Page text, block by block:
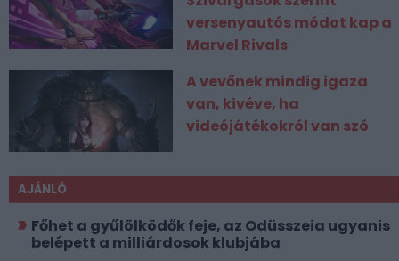
versenyautós módot kap a
Marvel Rivals
A vevőnek mindig igaza
van, kivéve, ha
videójátékokról van szó
AJÁNLÓ
Főhet a gyűlölködők feje, az Odüsszeia ugyanis
belépett a milliárdosok klubjába